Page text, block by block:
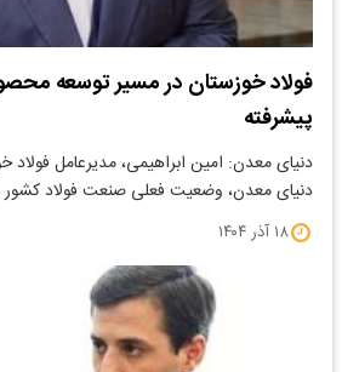
فولاد خوزستان در مسیر توسعه
پیشرفته
دنیای معدن: امین ابراهیمی، مدیرعامل فولاد
دنیای معدن، وضعیت فعلی صنعت فولاد کشور
۱۸ آذر ۱۴۰۴